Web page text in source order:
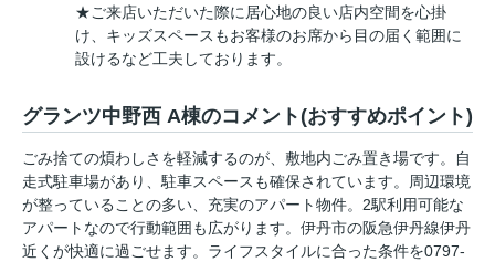
★ご来店いただいた際に居心地の良い店内空間を心掛
け、キッズスペースもお客様のお席から目の届く範囲に
設けるなど工夫しております。
グランツ中野西 A棟のコメント(おすすめポイント)
ごみ捨ての煩わしさを軽減するのが、敷地内ごみ置き場です。自
走式駐車場があり、駐車スペースも確保されています。周辺環境
が整っていることの多い、充実のアパート物件。2駅利用可能な
アパートなので行動範囲も広がります。伊丹市の阪急伊丹線伊丹
近くが快適に過ごせます。ライフスタイルに合った条件を0797-